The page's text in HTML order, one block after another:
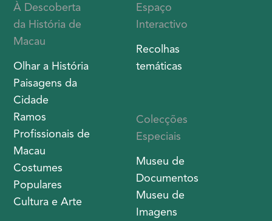
À Descoberta
da História de
Macau
Olhar a História
Paisagens da
Cidade
Ramos
Profissionais de
Macau
Costumes
Populares
Cultura e Arte
Espaço
Interactivo
Recolhas
temáticas
Colecções
Especiais
Museu de
Documentos
Museu de
Imagens